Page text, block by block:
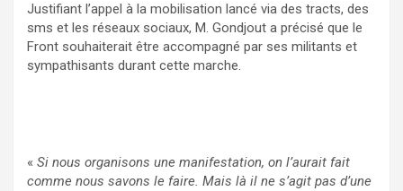
Justifiant l’appel à la mobilisation lancé via des tracts, des
sms et les réseaux sociaux, M. Gondjout a précisé que le
Front souhaiterait être accompagné par ses militants et
sympathisants durant cette marche.
« Si nous organisons une manifestation, on l’aurait fait
comme nous savons le faire. Mais là il ne s’agit pas d’une